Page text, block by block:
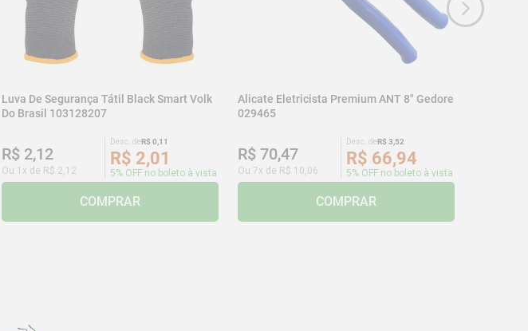
Luva De Segurança Tátil Black Smart Volk
Do Brasil 103128207
R$ 2,12
Ou 1 x de R$ 2 12
Desc. deR$ 0 11
R$ 2,01
5% OFF no boleto à vista
COMPRAR
Alicate Eletricista Premium ANT 8" Gedore
029465
R$ 70,47
Ou7x de R$ 10 06
Desc. deR$ 3 52
R$ 66,94
5% OFF no boleto à vista
COMPRAR